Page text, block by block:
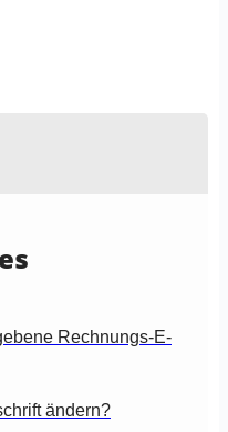
Rechnungs-E-
ändern?